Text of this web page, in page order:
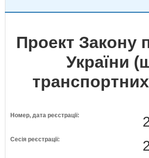
Проект Закону
України
Номер, дата реєстрації:
Сесія реєстрації: